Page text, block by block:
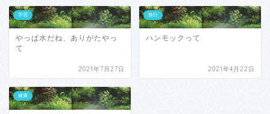
学習
やっぱ水だね、ありがたやっ
て
2021年7月27日
旅行
ハンモックって
2021年4月22日
健康